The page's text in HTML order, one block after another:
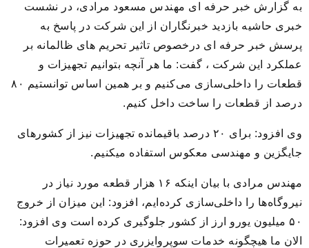
به گزارش خبر حرفه ای مهندس مسعود مرادی، در نشست
خبری حاشیه بازدید خبرنگاران از این شرکت در پاسخ به
پرسش خبر حرفه ای درخصوص تاثیر تحریم های ظالمانه بر
عملکرد این شرکت ، گفت: ما هر آنچه بتوانیم تجهیزات و
قطعات را داخلی‌سازی می‌کنیم و بر همین اساس توانستیم ۸۰
درصد از قطعات را ساخت داخل کنیم.
وی افزود: برای ۲۰ درصد باقیمانده تجهیزات نیز از کشورهای
جایگزین و مهندسی معکوس استفاده میکنیم.
مهندس مرادی با بیان اینکه ۱۶ هزار قطعه مورد نیاز در
نیروگاه‌ها را داخلی‌سازی کرده‌ایم، افزود: این میزان از خروج
۵۰ میلیون یورو ارز از کشور جلوگیری کرده است وی افزود:
الان ما هیچگونه خدمات سوپروایزری در حوزه تعمیرات